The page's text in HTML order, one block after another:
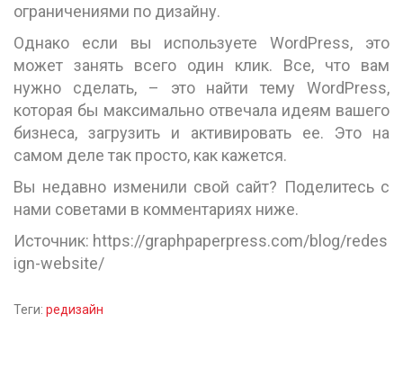
ограничениями по дизайну.
Однако если вы используете WordPress, это
может занять всего один клик. Все, что вам
нужно сделать, – это найти тему WordPress,
которая бы максимально отвечала идеям вашего
бизнеса, загрузить и активировать ее. Это на
самом деле так просто, как кажется.
Вы недавно изменили свой сайт? Поделитесь с
нами советами в комментариях ниже.
Источник: https://graphpaperpress.com/blog/redes
ign-website/
Теги: редизайн